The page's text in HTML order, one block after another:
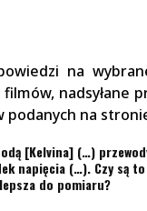
na
nadsyłane
podanych na
[Kelvina] (…)
napięcia (…). Czy są
do pomiaru?